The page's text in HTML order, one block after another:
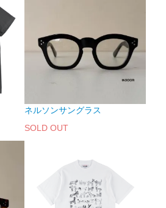
ネルソンサングラス
SOLD OUT